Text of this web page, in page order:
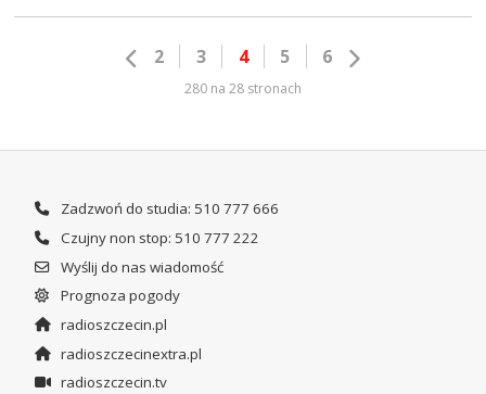
2 3 4 5 6
280 na 28 stronach
Zadzwoń do studia: 510 777 666
Czujny non stop: 510 777 222
Wyślij do nas wiadomość
Prognoza pogody
radioszczecin.pl
radioszczecinextra.pl
radioszczecin.tv